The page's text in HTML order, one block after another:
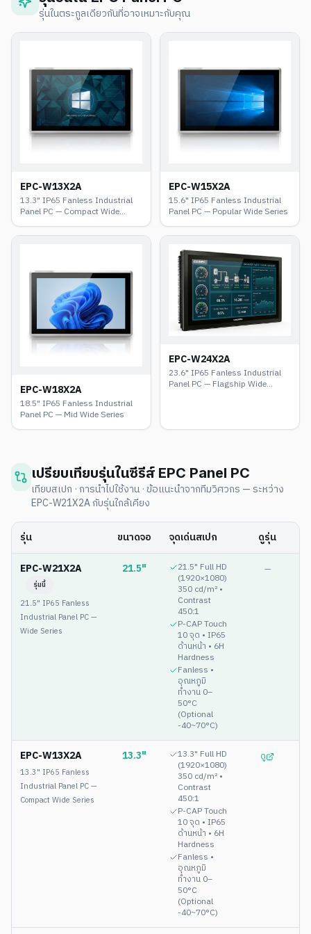
รุ่นในตระกูลเดียวกันที่อาจเหมาะกับคุณ
EPC-W13X2A
13.3" IP65 Fanless Industrial
Panel PC — Compact Wide
Series
EPC-W15X2A
15.6" IP65 Fanless Industrial
Panel PC — Popular Wide Series
EPC-W18X2A
18.5" IP65 Fanless Industrial
Panel PC — Mid Wide Series
EPC-W24X2A
23.6" IP65 Fanless Industrial
Panel PC — Flagship Wide
เปรียบเทียบรุ่นในซีรีส์ EPC Panel PC
เทียบสเปก · การนำไปใช้งาน · ข้อแนะนำจากทีมวิศวกร — ระหว่าง
EPC-W21X2Aกับรุ่นใกล้เคียง
รุ่น ขนาดจอ จุดเด่นสเปก
ดูรุ่น
EPC-W21X2A
รุ่นนี้
21.5" IP65 Fanless
Industrial Panel PC —
Wide Series
21.5"
21.5" Full HD
(1920×1080)
350 cd/m² •
Contrast
450:1
P-CAP Touch
10 จุด • IP65
ด้านหน้า • 6H
Hardness
Fanless •
อุณหภูมิ
ทำงาน 0–
50°C
(Optional
-40~70°C)
—
EPC-W13X2A
13.3" IP65 Fanless
Industrial Panel PC —
Compact Wide Series
13.3"
13.3" Full HD
(1920×1080)
350 cd/m² •
Contrast
450:1
P-CAP Touch
10 จุด • IP65
ด้านหน้า • 6H
Hardness
Fanless •
อุณหภูมิ
ทำงาน 0–
50°C
(Optional
-40~70°C)
ดู